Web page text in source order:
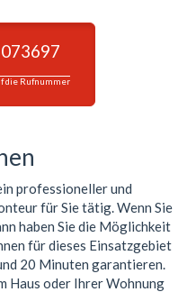
die Rufnummer
professioneller und
für Sie tätig. Wenn Sie
haben Sie die Möglichkeit
für dieses Einsatzgebiet
20 Minuten garantieren.
Haus oder Ihrer Wohnung